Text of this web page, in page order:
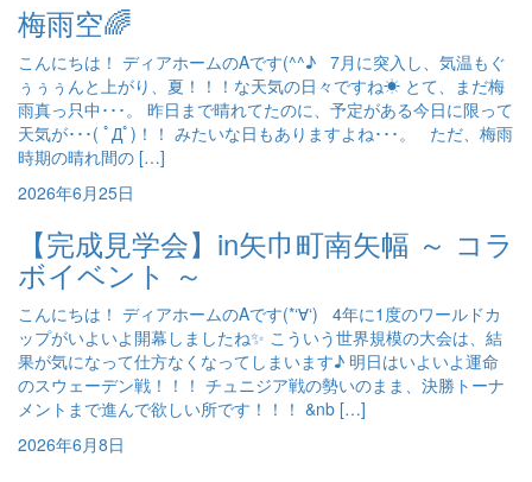
梅雨空🌈
こんにちは！ ディアホームのAです(^^♪ 7月に突入し、気温もぐ
ぅぅぅんと上がり、夏！！！な天気の日々ですね☀ とて、まだ梅
雨真っ只中･･･。 昨日まで晴れてたのに、予定がある今日に限って
天気が･･･( ﾟДﾟ)！！ みたいな日もありますよね･･･。 ただ、梅雨
時期の晴れ間の […]
2026年6月25日
【完成見学会】in矢巾町南矢幅 ～ コラ
ボイベント ～
こんにちは！ ディアホームのAです(*‘∀‘) 4年に1度のワールドカ
ップがいよいよ開幕しましたね✨ こういう世界規模の大会は、結
果が気になって仕方なくなってしまいます♪ 明日はいよいよ運命
のスウェーデン戦！！！ チュニジア戦の勢いのまま、決勝トーナ
メントまで進んで欲しい所です！！！ &nb […]
2026年6月8日